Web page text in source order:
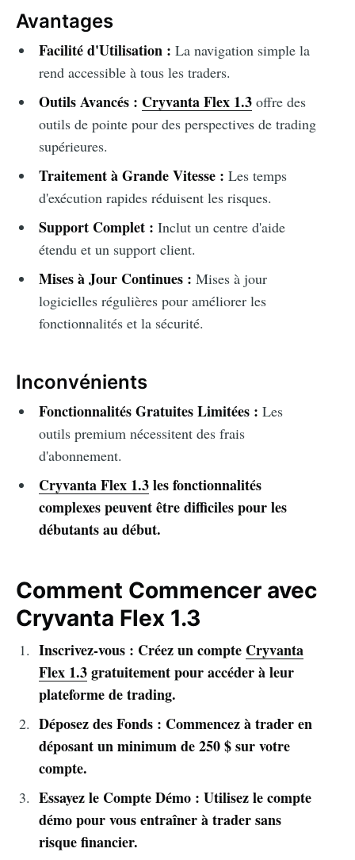
Avantages
Facilité d'Utilisation : La navigation simple la
rend accessible à tous les traders.
Outils Avancés : Cryvanta Flex 1.3offre des
outils de pointe pour des perspectives de trading
supérieures.
Traitement à Grande Vitesse : Les temps
d'exécution rapides réduisent les risques.
Support Complet : Inclut un centre d'aide
étendu et un support client.
Mises à Jour Continues : Mises à jour
logicielles régulières pour améliorer les
fonctionnalités et la sécurité.
Inconvénients
Fonctionnalités Gratuites Limitées : Les
outils premium nécessitent des frais
d'abonnement.
Cryvanta Flex 1.3les fonctionnalités
complexes peuvent être difficiles pour les
débutants au début.
Comment Commencer avec
Cryvanta Flex 1.3
Inscrivez-vous : Créez un compte Cryvanta
Flex 1.3gratuitement pour accéder à leur
plateforme de trading.
Déposez des Fonds : Commencez à trader en
déposant un minimum de 250 $ sur votre
compte.
Essayez le Compte Démo : Utilisez le compte
démo pour vous entraîner à trader sans
risque financier.